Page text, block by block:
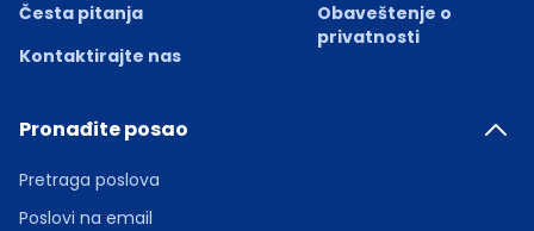
Česta pitanja
Kontaktirajte nas
Obaveštenje o
privatnosti
Pronađite posao
Pretraga poslova
Poslovi na email